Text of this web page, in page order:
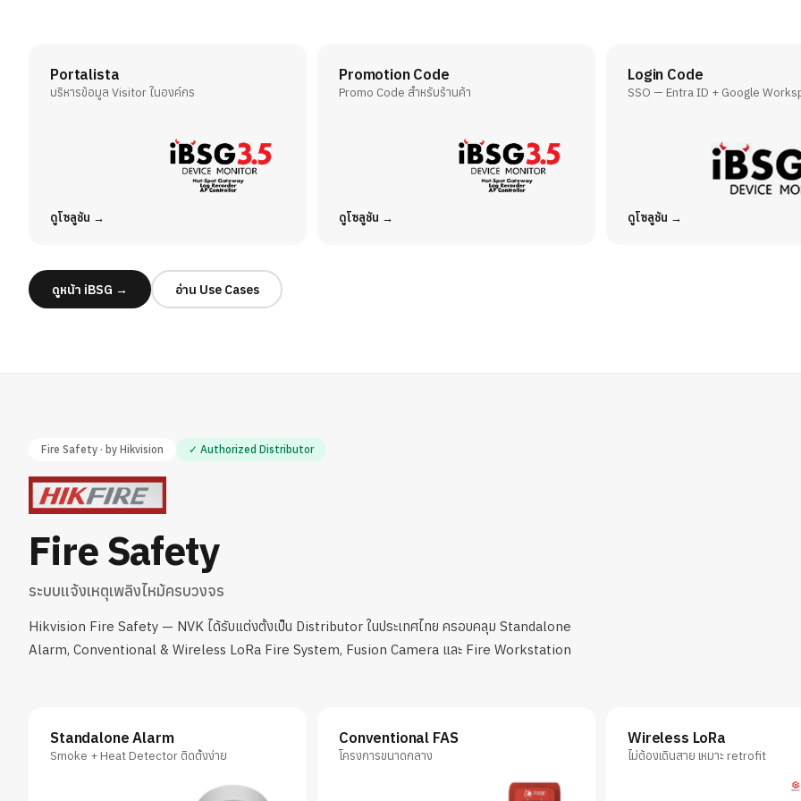
Portalista
บริหารข้อมูล Visitor ในองค์กร
ดูโซลูชัน
Promotion Code
Promo Code สำหรับร้านค้า
ดูโซลูชัน
Login Code
SSO — Entra ID + Google
ดูโซลูชัน
ดูหน้า iBSG → อ่าน Use Cases
Fire Safety · by Hikvision ✓ Authorized Distributor
Fire Safety
ระบบแจ้งเหตุเพลิงไหม้ครบวงจร
Hikvision Fire Safety — NVK ได้รับแต่งตั้งเป็น Distributor ในประเทศไทย ครอบคลุม Standalone
Alarm, Conventional & Wireless LoRa Fire System, Fusion Camera และ Fire Workstation
Standalone Alarm
Smoke + Heat Detector ติดตั้งง่าย
Conventional FAS
โครงการขนาดกลาง
Wireless LoRa
ไม่ต้องเดินสาย เหมาะ retrofit